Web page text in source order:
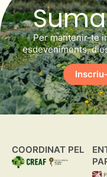
Per mantenir-te
esdeveniments,
COORDINAT PEL